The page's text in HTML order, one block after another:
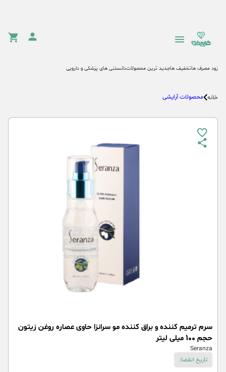
زود مصرف هاتخفیف هاجدید ترین محصولاتدانستنی های پزشکی و دارویی
خانه محصولات آرایشی
سرم ترمیم کننده و براق کننده مو سرانزا حاوی عصاره روغن زیتون
حجم 100 میلی لیتر
Seranza
تاریخ انقضا: